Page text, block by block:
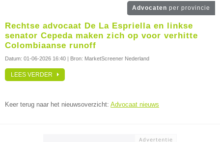
Advocaten per provincie
Rechtse advocaat De La Espriella en linkse
senator Cepeda maken zich op voor verhitte
Colombiaanse runoff
Datum: 01-06-2026 16:40 | Bron: MarketScreener Nederland
LEES VERDER
Keer terug naar het nieuwsoverzicht: Advocaat nieuws